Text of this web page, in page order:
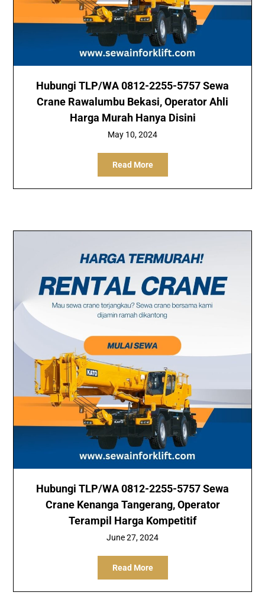
Hubungi TLP/WA 0812-2255-5757 Sewa
Crane Rawalumbu Bekasi, Operator Ahli
Harga Murah Hanya Disini
May 10, 2024
Read More
Hubungi TLP/WA 0812-2255-5757 Sewa
Crane Kenanga Tangerang, Operator
Terampil Harga Kompetitif
June 27, 2024
Read More